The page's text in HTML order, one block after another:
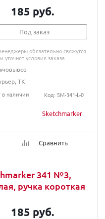
Sketchmarker
Сравнить
185 руб.
Под заказ
обязательно свяжутся
уточнят условия заказа
ТК
в наличии
Код: SM-341-L-0
341 №3,
ручка короткая
185 руб.